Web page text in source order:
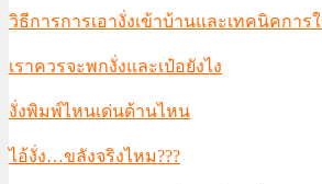
วิธีการการเอางั่งเข้าบ้านและเทคนิคการ
เราควรจะพกงั่งและเป๋อยังไง
งั่งพิมพ์ไหนเด่นด้านไหน
ไอ้งั่ง…ขลังจริงไหม???